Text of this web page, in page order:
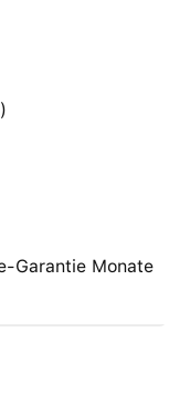
Garantie Monate